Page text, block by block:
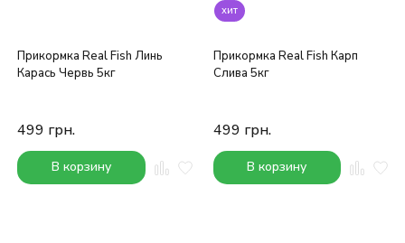
Прикормка Real Fish Линь
Карась Червь 5кг
499 грн.
В корзину
хит
Прикормка Real Fish Карп
Слива 5кг
499 грн.
В корзину